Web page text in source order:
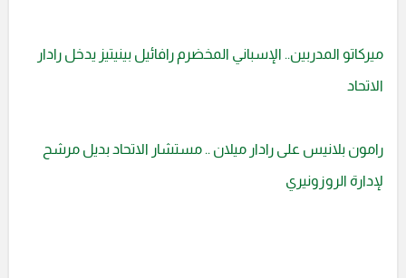
ميركاتو المدربين.. الإسباني المخضرم رافائيل بينيتيز يدخل رادار
الاتحاد
رامون بلانيس على رادار ميلان .. مستشار الاتحاد بديل مرشح
لإدارة الروزونيري